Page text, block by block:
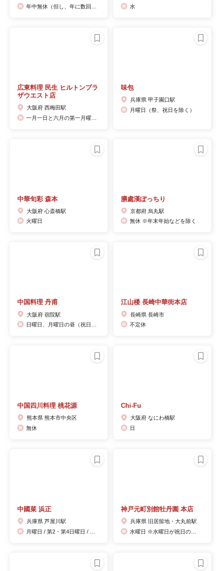
水
広東料理 民生 ヒルトンプラ
ザウエスト店
大阪府 西梅田駅
味包
兵庫県 甲子園口駅
月曜日（祭、祝日を除く）
中華旬彩 森本
大阪府 心斎橋駅
火曜日
膳處漢ぽっちり
京都府 烏丸駅
無休 ※年末年始などを除く
中国料理 丹甫
大阪府 宿院駅
江山楼 長崎中華街本店
長崎県 長崎市
不定休
中国四川料理 桃花源
熊本県 熊本市中央区
無休
Chi-Fu
大阪府 なにわ橋駅
日
中國菜 浜正
兵庫県 芦屋川駅
神戸元町別館牡丹園 本店
兵庫県 旧居留地・大丸前駅